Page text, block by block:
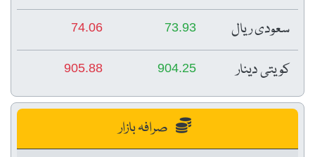
سعودی ریال 73.93
74.06
کویتی دینار 904.25
905.88
صرافہ بازار